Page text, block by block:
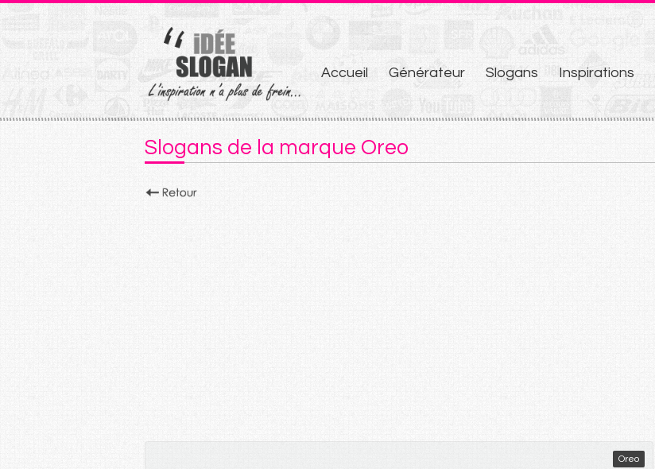
Aller
au
contenu
Accueil Générateur Slogans Inspirations
Slogans de la marque Oreo
Oreo